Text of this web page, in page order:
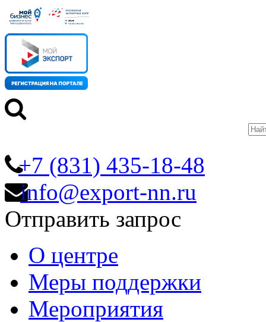
+7 (831) 435-18-48
info@export-nn.ru
Отправить запрос
О центре
Меры поддержки
Мероприятия